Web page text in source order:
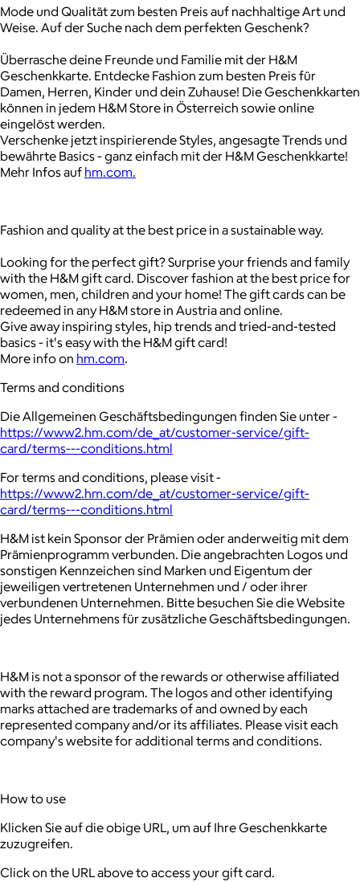
Mode und Qualität zum besten Preis auf nachhaltige Art und
Weise. Auf der Suche nach dem perfekten Geschenk?
Überrasche deine Freunde und Familie mit der H&M
Geschenkkarte. Entdecke Fashion zum besten Preis für
Damen, Herren, Kinder und dein Zuhause! Die Geschenkkarten
können in jedem H&M Store in Österreich sowie online
eingelöst werden.
Verschenke jetzt inspirierende Styles, angesagte Trends und
bewährte Basics - ganz einfach mit der H&M Geschenkkarte!
Mehr Infos auf hm.com.
Fashion and quality at the best price in a sustainable way.
Looking for the perfect gift? Surprise your friends and family
with the H&M gift card. Discover fashion at the best price for
women, men, children and your home! The gift cards can be
redeemed in any H&M store in Austria and online.
Give away inspiring styles, hip trends and tried-and-tested
basics - it's easy with the H&M gift card!
More info on hm.com.
Terms and conditions
Die Allgemeinen Geschäftsbedingungen finden Sie unter -
https://www2.hm.com/de_at/customer-service/gift-
card/terms---conditions.html
For terms and conditions, please visit -
https://www2.hm.com/de_at/customer-service/gift-
card/terms---conditions.html
H&M ist kein Sponsor der Prämien oder anderweitig mit dem
Prämienprogramm verbunden. Die angebrachten Logos und
sonstigen Kennzeichen sind Marken und Eigentum der
jeweiligen vertretenen Unternehmen und / oder ihrer
verbundenen Unternehmen. Bitte besuchen Sie die Website
jedes Unternehmens für zusätzliche Geschäftsbedingungen.
H&M is not a sponsor of the rewards or otherwise affiliated
with the reward program. The logos and other identifying
marks attached are trademarks of and owned by each
represented company and/or its affiliates. Please visit each
company's website for additional terms and conditions.
How to use
Klicken Sie auf die obige URL, um auf Ihre Geschenkkarte
zuzugreifen.
Click on the URL above to access your gift card.